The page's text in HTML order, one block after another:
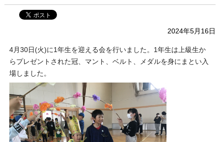
2024年5月16日
4月30日(火)に1年生を迎える会を行いました。1年生は上級生か
らプレゼントされた冠、マント、ベルト、メダルを身にまとい入
場しました。